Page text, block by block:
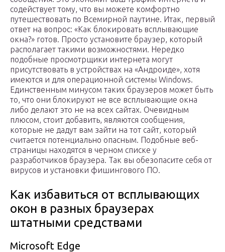
содействует тому, что вы можете комфортно
путешествовать по Всемирной паутине. Итак, первый
ответ на вопрос: «Как блокировать всплывающие
окна?» готов. Просто установите браузер, который
располагает такими возможностями. Нередко
подобные просмотрщики интернета могут
присутствовать в устройствах на «Андроиде», хотя
имеются и для операционной системы Windows.
Единственным минусом таких браузеров может быть
то, что они блокируют не все всплывающие окна
либо делают это не на всех сайтах. Очевидным
плюсом, стоит добавить, являются сообщения,
которые не дадут вам зайти на тот сайт, который
считается потенциально опасным. Подобные веб-
страницы находятся в черном списке у
разработчиков браузера. Так вы обезопасите себя от
вирусов и установки фишингового ПО.
Как избавиться от всплывающих
окон в разных браузерах
штатными средствами
Microsoft Edge